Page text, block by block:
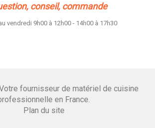
conseil, commande
vendredi 9h00 à 12h00 - 14h00 à 17h30
fournisseur de matériel de cuisine
en France.
Plan du site